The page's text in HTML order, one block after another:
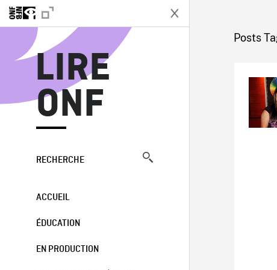
LIRE
ONF
RECHERCHE
ACCUEIL
ÉDUCATION
EN PRODUCTION
Posts